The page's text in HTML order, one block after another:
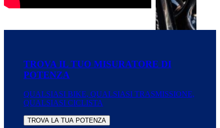
TROVA IL TUO MISURATORE DI
POTENZA
QUALSIASI BIKE, QUALSIASI TRASMISSIONE,
QUALSIASI CICLISTA
TROVA LA TUA POTENZA